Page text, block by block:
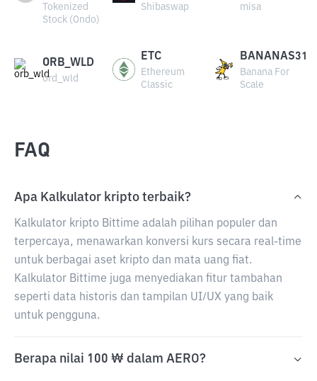
Tokenized
Stock (Ondo)
Shibaswap
misa
ORB_WLD
ord_wld
ETC
Ethereum
Classic
BANANAS31
Banana For
Scale
FAQ
Apa Kalkulator kripto terbaik?
Kalkulator kripto Bittime adalah pilihan populer dan
terpercaya, menawarkan konversi kurs secara real-time
untuk berbagai aset kripto dan mata uang fiat.
Kalkulator Bittime juga menyediakan fitur tambahan
seperti data historis dan tampilan UI/UX yang baik
untuk pengguna.
Berapa nilai 100 ₩ dalam AERO?